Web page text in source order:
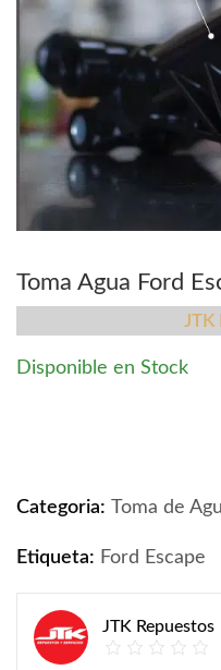
Toma Agua Ford
JTK
Disponible en Stock
Categoria: Toma de
Etiqueta: Ford Escape
JTK Repuestos